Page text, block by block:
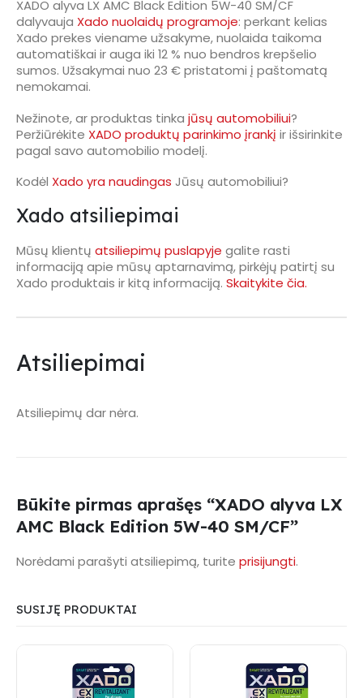
XADO alyva LX AMC Black Edition 5W-40 SM/CF
dalyvauja Xado nuolaidų programoje: perkant kelias
Xado prekes viename užsakyme, nuolaida taikoma
automatiškai ir auga iki 12 % nuo bendros krepšelio
sumos. Užsakymai nuo 23 € pristatomi į paštomatą
nemokamai.
Nežinote, ar produktas tinka jūsų automobiliui?
Peržiūrėkite XADO produktų parinkimo įrankį ir išsirinkite
pagal savo automobilio modelį.
Kodėl Xado yra naudingas Jūsų automobiliui?
Xado atsiliepimai
Mūsų klientų atsiliepimų puslapyje galite rasti
informaciją apie mūsų aptarnavimą, pirkėjų patirtį su
Xado produktais ir kitą informaciją. Skaitykite čia.
Atsiliepimai
Atsiliepimų dar nėra.
Būkite pirmas aprašęs “XADO alyva LX
AMC Black Edition 5W-40 SM/CF”
Norėdami parašyti atsiliepimą, turite prisijungti.
SUSIJĘ PRODUKTAI